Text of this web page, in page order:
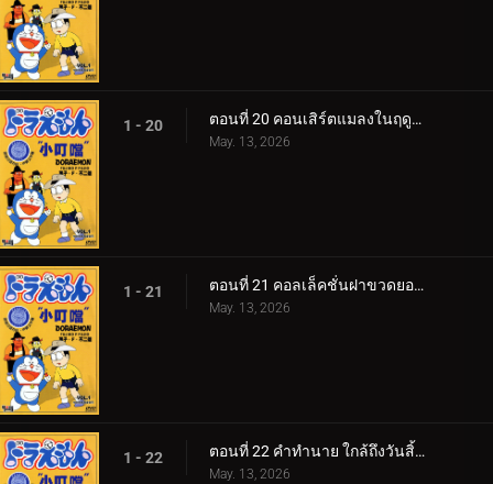
1 - 20 ตอนที่ 20 คอนเสิร์ตแมลงในฤดูใบไม้ร่วง
May. 13, 2026
1 - 21 ตอนที่ 21 คอลเล็คชั่นฝาขวดยอดนิยม
May. 13, 2026
1 - 22 ตอนที่ 22 คำทำนาย ใกล้ถึงวันสิ้นโลกแล้วเหรอ v1
May. 13, 2026